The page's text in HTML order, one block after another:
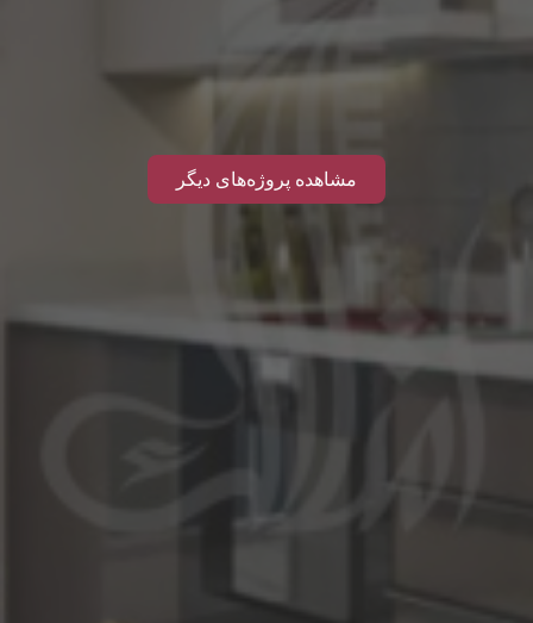
مشاهده پروژه‌های دیگر